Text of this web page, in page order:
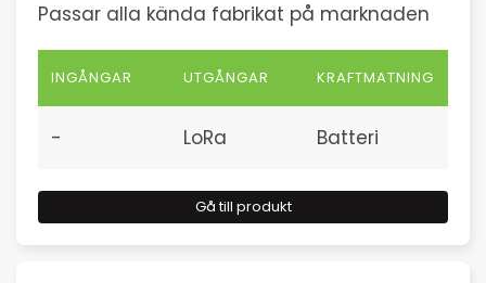
Passar alla kända fabrikat på marknaden
INGÅNGAR UTGÅNGAR KRAFTMATNING
- LoRa Batteri
Gå till produkt